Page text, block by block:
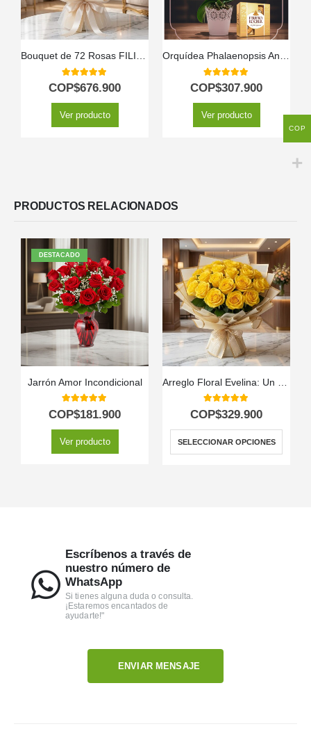
Bouquet de 72 Rosas FILIPPA: Un Espectáculo de Color Vibrante 🌹
5.00out of 5
COP$676.900
Ver producto
Orquídea Phalaenopsis Antonella: Elegancia y Dulzura en un Regalo Perfecto 🌿
5.00out of 5
COP$307.900
Ver producto
PRODUCTOS RELACIONADOS
DESTACADO
Jarrón Amor Incondicional
5.00out of 5
COP$181.900
Ver producto
5.00out of 5
COP$329.900
SELECCIONAR OPCIONES
Escríbenos a través de
nuestro número de
WhatsApp
Si tienes alguna duda o consulta.
¡Estaremos encantados de
ayudarte!"
ENVIAR MENSAJE
COP